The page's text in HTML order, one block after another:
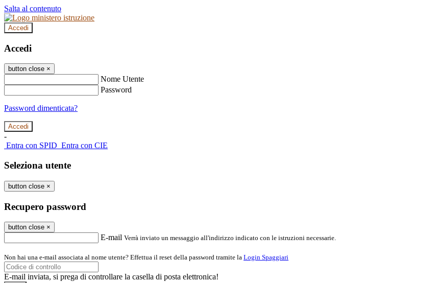
Salta al contenuto
Accedi
Accedi
button close ×
Nome Utente
Password
Password dimenticata?
-
Entra con SPID Entra con CIE
Seleziona utente
button close ×
Recupero password
button close ×
E-mail Verrà inviato un messaggio all'indirizzo indicato con le istruzioni necessarie.
Non hai una e-mail associata al nome utente? Effettua il reset della password tramite la Login Spaggiari
E-mail inviata, si prega di controllare la casella di posta elettronica!